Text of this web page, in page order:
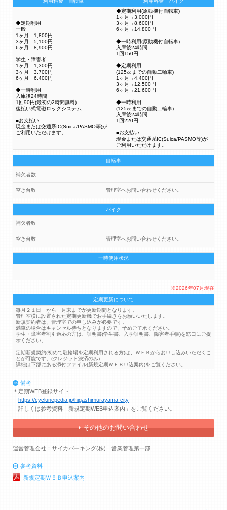
◆定期利用
一般
1ヶ月 1,800円
3ヶ月 5,100円
6ヶ月 8,900円
学生・障害者
1ヶ月 1,300円
3ヶ月 3,700円
6ヶ月 6,400円
◆一時利用
入庫後24時間
1回90円(最初の2時間無料)
後払い式電磁ロックシステム
■お支払い
現金または交通系IC(Suica/PASMO等)が
ご利用いただけます。
◆定期利用(原動機付自転車)
1ヶ月→3,000円
3ヶ月→8,600円
6ヶ月→14,800円
◆一時利用(原動機付自転車)
入庫後24時間
1回150円
◆定期利用
(125㏄までの自動二輪車)
1ヶ月→4,400円
3ヶ月→12,500円
6ヶ月→21,600円
◆一時利用
(125㏄までの自動二輪車)
入庫後24時間
1回220円
■お支払い
現金または交通系IC(Suica/PASMO等)が
ご利用いただけます。
自転車
補欠者数
空き台数 管理室へお問い合わせください。
バイク
補欠者数
空き台数 管理室へお問い合わせください。
一時使用状況
※2026年07月現在
定期更新について
毎月２１日 から 月末までが更新期間となります。
管理室横に設置された定期更新機でお手続きをお願いいたします。
新規契約者は、管理室での申し込みが必要です。
満車の場合はキャンセル待ちとなりますので、予めご了承ください。
学生・障害者割引適応の方は、証明書(学生書、入学証明書、障害者手帳)を窓口にご提
示ください。
定期新規契約(初めて駐輪場を定期利用される方)は、ＷＥＢからお申し込みいただくこ
とが可能です。(クレジット決済のみ)
詳細は下部にある添付ファイル(新規定期ＷＥＢ申込案内)をご覧ください。
備考
＊定期WEB登録サイト
https://cyclunepedia.jp/higashimurayama-city
詳しくは参考資料「新規定期WEB申込案内」をご覧ください。
その他のお問い合わせ
運営管理会社：サイカパーキング(株) 営業管理第一部
参考資料
新規定期ＷＥＢ申込案内